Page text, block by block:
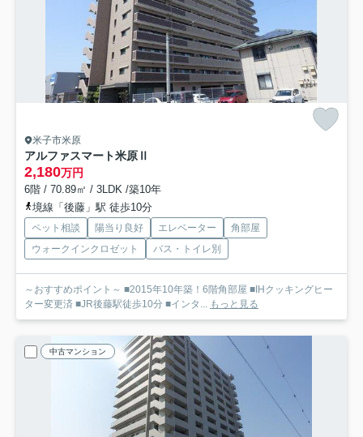
米子市米原
アルファスマート米原Ⅱ
2,180万円
6階 / 70.89㎡ / 3LDK /築10年
境線「後藤」駅 徒歩10分
ペット相談 陽当り良好 エレベーター
角部屋
ウォークインクロゼット
バス・トイレ別
～おすすめポイント～ ■2015年10年築！6階角部屋 ■IHクッキングヒー
ター変更済 ■JR後藤駅徒歩10分 ■インタ... もっと見る
中古マンション